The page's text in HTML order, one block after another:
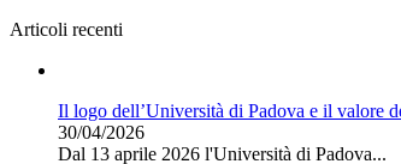
Articoli recenti
Il logo dell’Università di Padova e il valore
30/04/2026
Dal 13 aprile 2026 l'Università di Padova...